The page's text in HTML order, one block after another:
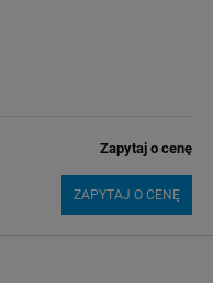
Zapytaj o cenę
ZAPYTAJ O CENĘ